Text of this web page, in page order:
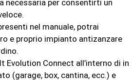
necessaria per consentirti un
nel manuale, potrai
e proprio impianto antizanzare
Evolution Connect all’interno di in
(garage, box, cantina, ecc.) e